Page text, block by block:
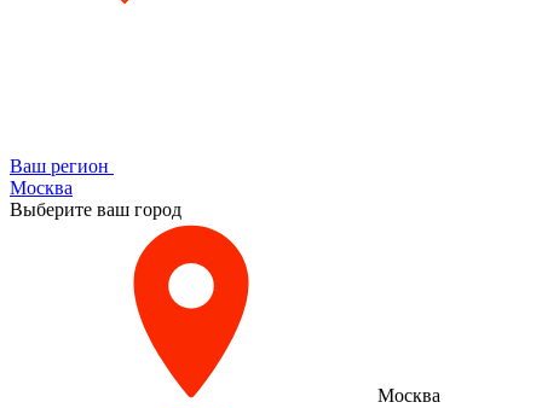
Ваш регион
Москва
Выберите ваш город
Москва